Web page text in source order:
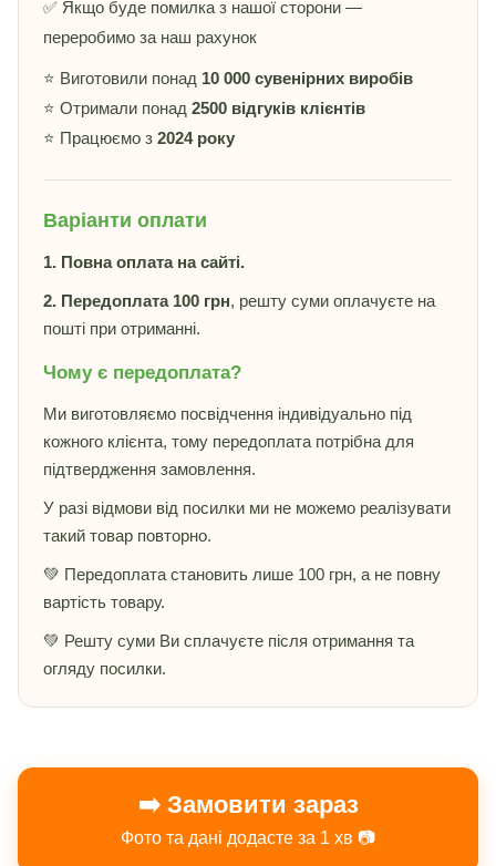
✅ Якщо буде помилка з нашої сторони —
переробимо за наш рахунок
⭐ Виготовили понад 10 000 сувенірних виробів
⭐ Отримали понад 2500 відгуків клієнтів
⭐ Працюємо з 2024 року
Варіанти оплати
1. Повна оплата на сайті.
2. Передоплата 100 грн, решту суми оплачуєте на
пошті при отриманні.
Чому є передоплата?
Ми виготовляємо посвідчення індивідуально під
кожного клієнта, тому передоплата потрібна для
підтвердження замовлення.
У разі відмови від посилки ми не можемо реалізувати
такий товар повторно.
💚 Передоплата становить лише 100 грн, а не повну
вартість товару.
💚 Решту суми Ви сплачуєте після отримання та
огляду посилки.
➡️ Замовити зараз
Фото та дані додасте за 1 хв 📷